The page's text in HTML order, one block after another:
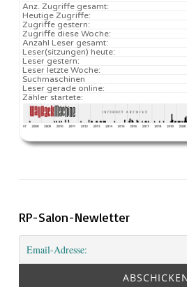
Anz. Zugriffe gesamt:
Heutige Zugriffe:
Zugriffe gestern:
Zugriffe diese Woche:
Anzahl Leser gesamt:
Leser(sitzungen) heute:
Leser gestern:
Leser letzte Woche:
Suchmaschinen
Leser gerade online:
Zähler startete:
RP-Salon-Newletter